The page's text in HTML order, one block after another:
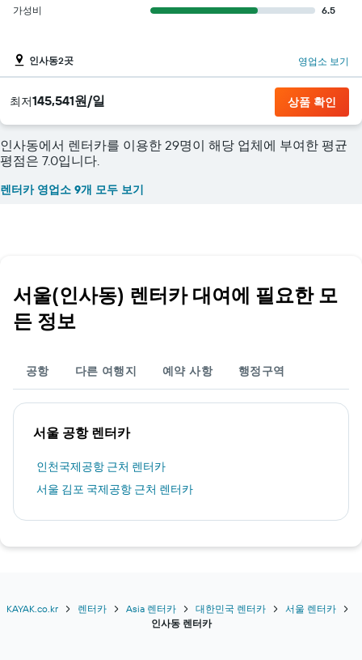
가성비
6.5
인사동2곳 영업소 보기
​최저145,541원/일 상품 확인
인사동에서 렌터카를 이용한 29명이 해당 업체에 부여한 평균
평점은 7.0입니다.
렌터카 영업소 9개 모두 보기
서울(인사동) 렌터카 대여에 필요한 모
든 정보
공항 다른 여행지 예약 사항 행정구역
서울 공항 렌터카
인천국제공항 근처 렌터카
서울 김포 국제공항 근처 렌터카
KAYAK.co.kr 렌터카 Asia 렌터카 대한민국 렌터카
서울 렌터카
인사동 렌터카